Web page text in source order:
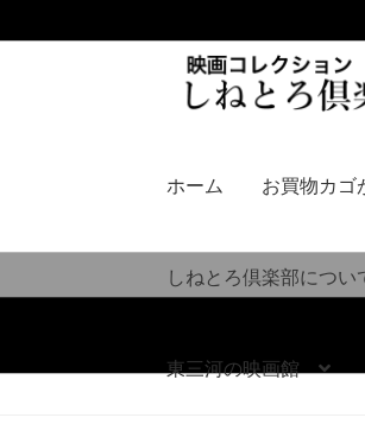
シ
へ
ス
ッ
ツ
キ
ッ
ホーム お買物カゴ
しねとろ倶楽部につい
東三河の映画館